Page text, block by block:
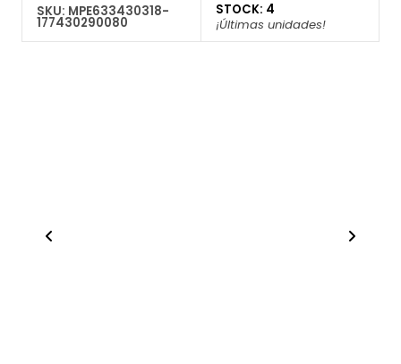
SKU: MPE633430318-
177430290080
STOCK: 4
¡Últimas unidades!